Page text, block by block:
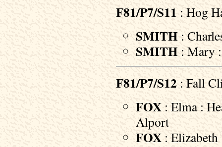
F81/P7/S11 : Hog
SMITH :
SMITH : Mary
F81/P7/S12 : Fall
FOX : Elma :
Alport
FOX :